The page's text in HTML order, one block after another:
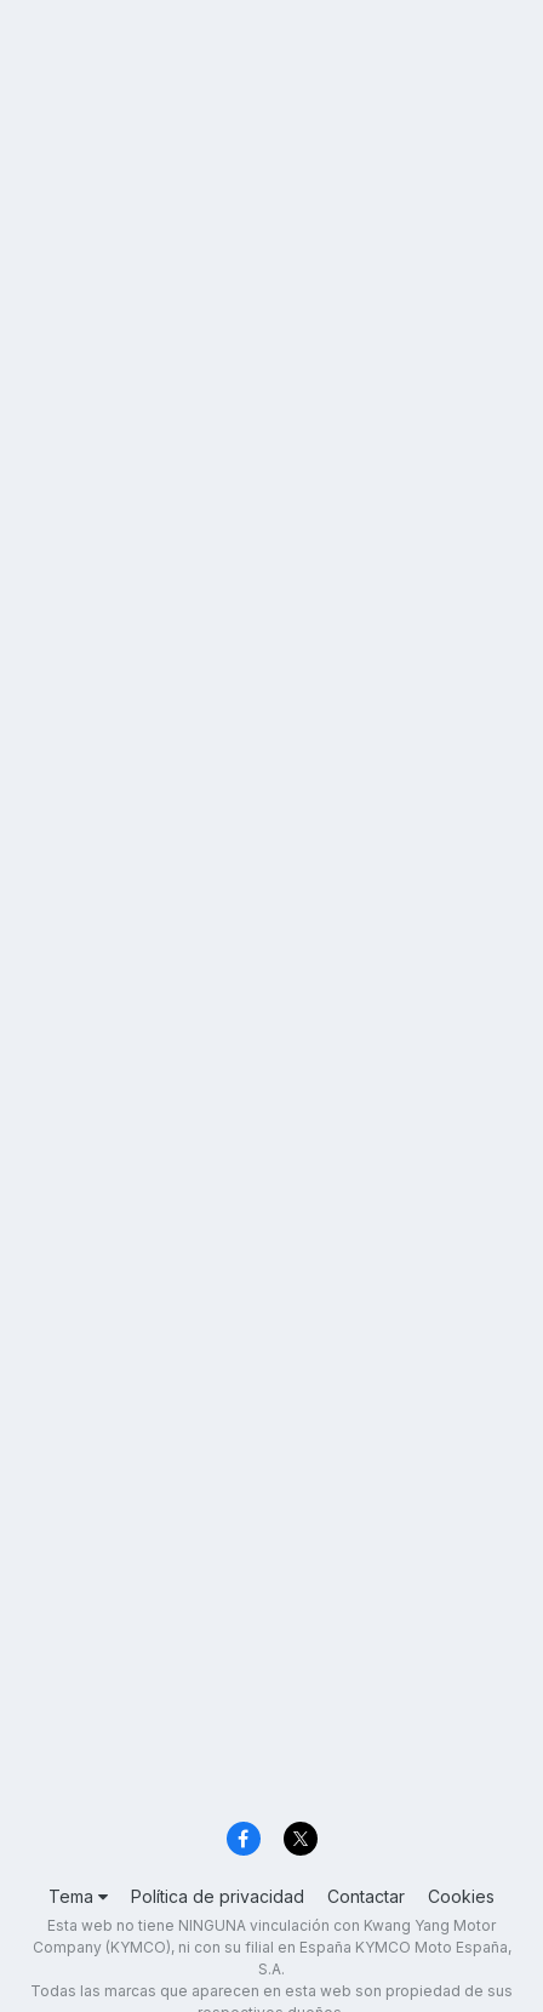
Tema Política de privacidad Contactar Cookies
Esta web no tiene NINGUNA vinculación con Kwang Yang Motor
Company (KYMCO), ni con su filial en España KYMCO Moto España,
S.A.
Todas las marcas que aparecen en esta web son propiedad de sus